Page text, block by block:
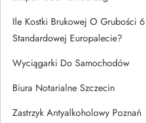
Ile Kostki Brukowej O Grubości
Standardowej Europalecie?
Wyciągarki Do Samochodów
Biura Notarialne Szczecin
Zastrzyk Antyalkoholowy Poznań